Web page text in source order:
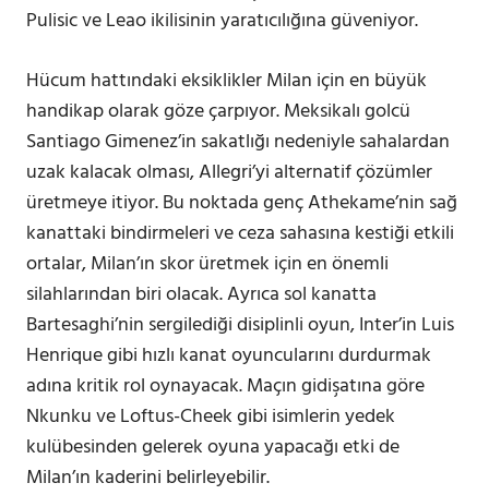
Pulisic ve Leao ikilisinin yaratıcılığına güveniyor.
Hücum hattındaki eksiklikler Milan için en büyük
handikap olarak göze çarpıyor. Meksikalı golcü
Santiago Gimenez’in sakatlığı nedeniyle sahalardan
uzak kalacak olması, Allegri’yi alternatif çözümler
üretmeye itiyor. Bu noktada genç Athekame’nin sağ
kanattaki bindirmeleri ve ceza sahasına kestiği etkili
ortalar, Milan’ın skor üretmek için en önemli
silahlarından biri olacak. Ayrıca sol kanatta
Bartesaghi’nin sergilediği disiplinli oyun, Inter’in Luis
Henrique gibi hızlı kanat oyuncularını durdurmak
adına kritik rol oynayacak. Maçın gidişatına göre
Nkunku ve Loftus-Cheek gibi isimlerin yedek
kulübesinden gelerek oyuna yapacağı etki de
Milan’ın kaderini belirleyebilir.